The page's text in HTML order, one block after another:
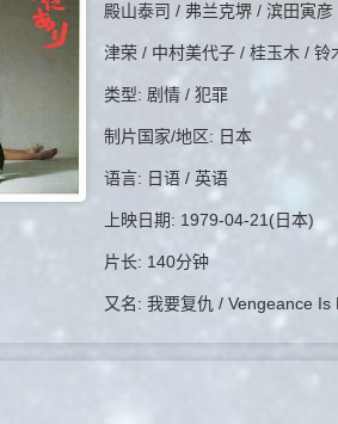
殿山泰司 / 弗兰克堺 / 滨田寅
津荣 / 中村美代子 / 桂玉木 / 铃
类型: 剧情 / 犯罪
制片国家/地区: 日本
语言: 日语 / 英语
上映日期: 1979-04-21(日本)
片长: 140分钟
又名: 我要复仇 / Vengeance Is